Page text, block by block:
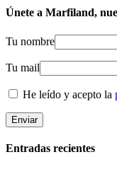
Únete a Marfiland,
Tu nombre
Tu mail
He leído y acepto la
Entradas recientes